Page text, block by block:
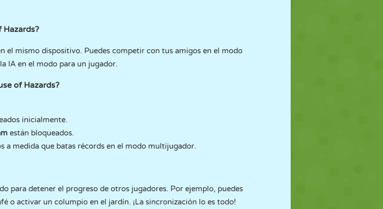
Hazards?
el mismo dispositivo. Puedes competir con tus amigos en el modo
IA en el modo para un jugador.
of Hazards?
inicialmente.
están bloqueados.
a medida que batas récords en el modo multijugador.
para detener el progreso de otros jugadores. Por ejemplo, puedes
o activar un columpio en el jardín. ¡La sincronización lo es todo!